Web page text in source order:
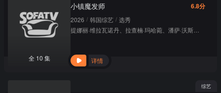
全 10 集
小镇魔发师 6.8分
2026 / 韩国综艺 / 选秀
提娜丽·维拉瓦诺丹 、拉查楠·玛哈菀 、潘萨·沃斯毕恩
详情
综艺